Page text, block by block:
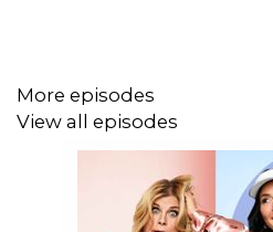
More episodes
View all episodes